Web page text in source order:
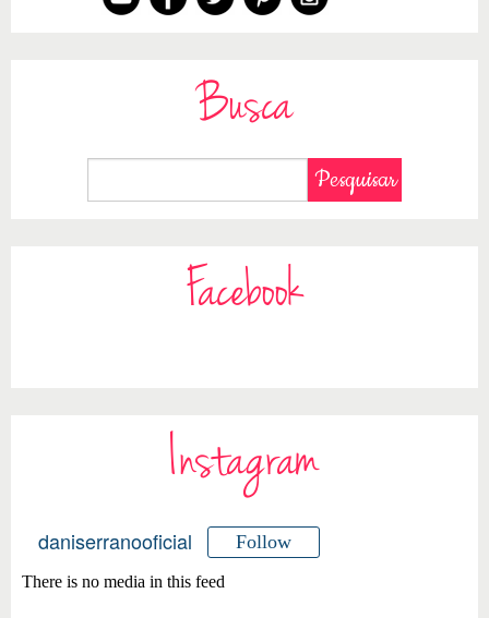
Busca
Facebook
Instagram
daniserranooficial Follow
There is no media in this feed